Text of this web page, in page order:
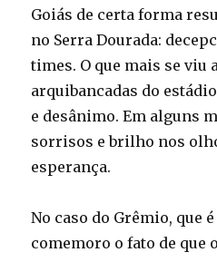
Goiás de certa forma
no Serra Dourada:
times. O que mais se viu
arquibancadas do
e desânimo. Em alguns
sorrisos e brilho nos
esperança.
No caso do Grêmio, que
comemoro o fato de que